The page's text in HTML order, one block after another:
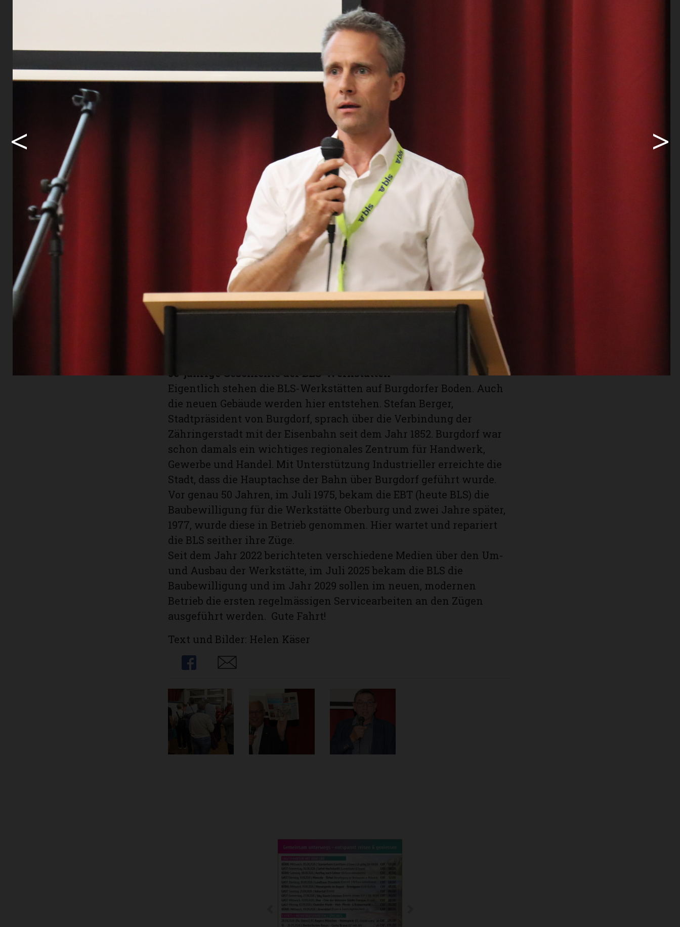
Baustellenzufahrt, während eine zweite, zweispurige
Baustellenzufahrt erstellt wird. Ab März 2026 ist der einspurige
Übergang ausschliesslich für die Fussgänger offen. Während der
gesamten Bauzeit haben der Grundwasserschutz, der Erhalt der
Bodenfruchtbarkeit und der Umgang mit dem Aushubmaterial einen
hohen Stellenwert.
Die schwere Instandhaltung der Züge verlegte die BLS definitiv nach
Bönigen. Die leichte Instandhaltung, damit sind Servicearbeiten
gemeint, wird bis im Sommer 2027 weiterhin in der Werkstätte
Oberburg durchgeführt. Danach ist eine temporäre Verlegung nach
Holligen und Spiez geplant. Nach Fertigstellung der Werkstätte
Oberburg können die Mitarbeitenden ihre Arbeit in einem modernen
Betrieb unter sicheren und optimalen Bedingungen fortführen.
Zwei neue Gebäude – eine moderne Werkstätte
Die neue Werkstätte Oberburg besteht aus einem Haupt- und einem
Nebengebäude mit Fassaden aus Holz. Auf dem begrünten Dach des
Hauptgebäudes entsteht eine Photovoltaikanlage mit einer Fläche
von 3500 Quadratmetern. Das Regenwasser wird für die Reinigung
der Züge gespeichert. Die Gesamtfläche der Anlage wird von drei auf
sechs Hektaren erhöht.
Mit dem geplanten Um- und Neubau schafft die BLS auch in Zukunft
wichtige Arbeitsplätze und bildet Lernende in verschiedenen
50-jährige Geschichte der BLS-Werkstätten
Eigentlich stehen die BLS-Werkstätten auf Burgdorfer Boden. Auch
die neuen Gebäude werden hier entstehen. Stefan Berger,
Stadtpräsident von Burgdorf, sprach über die Verbindung der
Zähringerstadt mit der Eisenbahn seit dem Jahr 1852. Burgdorf war
schon damals ein wichtiges regionales Zentrum für Handwerk,
Gewerbe und Handel. Mit Unterstützung Industrieller erreichte die
Stadt, dass die Hauptachse der Bahn über Burgdorf geführt wurde.
Vor genau 50 Jahren, im Juli 1975, bekam die EBT (heute BLS) die
Baubewilligung für die Werkstätte Oberburg und zwei Jahre später,
1977, wurde diese in Betrieb genommen. Hier wartet und repariert
die BLS seither ihre Züge.
Seit dem Jahr 2022 berichteten verschiedene Medien über den Um-
und Ausbau der Werkstätte, im Juli 2025 bekam die BLS die
Baubewilligung und im Jahr 2029 sollen im neuen, modernen
Betrieb die ersten regelmässigen Servicearbeiten an den Zügen
ausgeführt werden. Gute Fahrt!
Text und Bilder: Helen Käser
Share
Share
< >